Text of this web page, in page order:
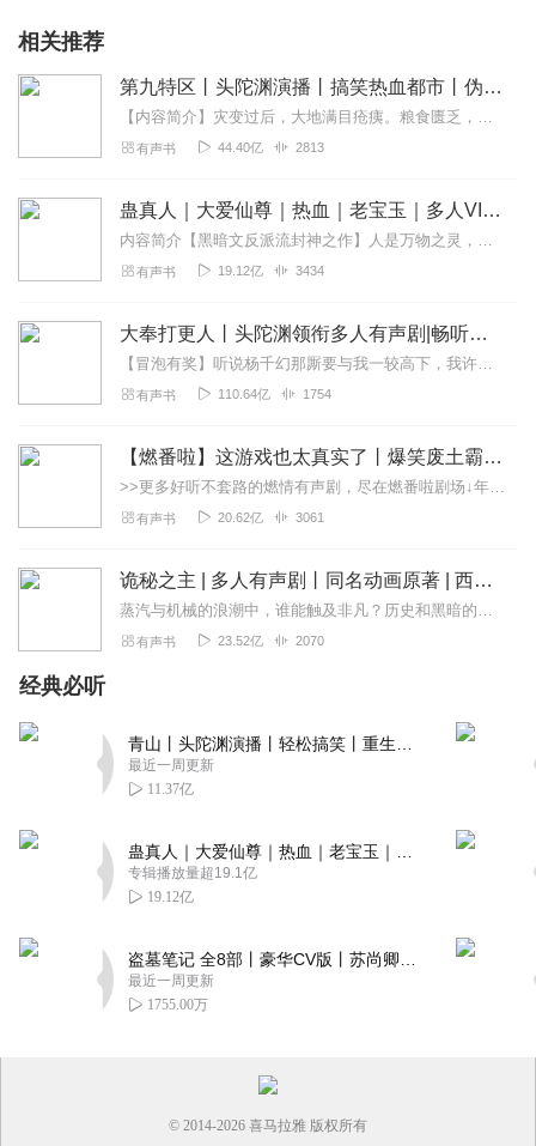
相关推荐
第九特区丨头陀渊演播丨搞笑热血都市丨伪戒丨VIP免费多人有声剧
【内容简介】灾变过后，大地满目疮痍。粮食匮乏，资源紧俏，局势混乱……一位从待规划区杀出来的青年，背对着漫天黄沙，孤身来到九区谋生，却不曾想偶然结识三五好友，一念...
有声书 44.40亿 2813
蛊真人｜大爱仙尊｜热血｜老宝玉｜多人VIP免费有声剧
内容简介【黑暗文反派流封神之作】人是万物之灵，蛊是天地真精。一个穿越者不断重生的故事。一个养蛊、炼蛊、用蛊的奇特世界。配音组（男角色）老宝玉旁白...
有声书 19.12亿 3434
大奉打更人丨头陀渊领衔多人有声剧|畅听全集|王鹤棣、田曦薇主演影视剧原著|卖报小郎君
【冒泡有奖】听说杨千幻那厮要与我一较高下，我许七安要开始装叉了！快进入声音播放页戳下方输入框，冒个泡偷偷告诉我，我要用哪些诗词才能胜过他？说得好的，有赏！202...
有声书 110.64亿 1754
【燃番啦】这游戏也太真实了丨爆笑废土霸榜神作丨紫襟剧社制作
>>更多好听不套路的燃情有声剧，尽在燃番啦剧场↓年度重磅推荐本专辑为VIP免费专辑每天上午10点5集更新，订阅可以听到最新内容哦！每周抽一个专辑五星优质评论送...
有声书 20.62亿 3061
诡秘之主 | 多人有声剧丨同名动画原著 | 西幻克苏鲁 | 乌贼作品
蒸汽与机械的浪潮中，谁能触及非凡？历史和黑暗的迷雾里，又是谁在耳语？我从诡秘中醒来，睁眼看见这个世界：枪械，大炮，巨舰，飞空艇，差分机；魔药，占卜，诅咒，倒吊人...
有声书 23.52亿 2070
经典必听
最近一周更新
11.37亿
专辑播放量超19.1亿
19.12亿
最近一周更新
1755.00万
© 2014-2026 喜马拉雅 版权所有